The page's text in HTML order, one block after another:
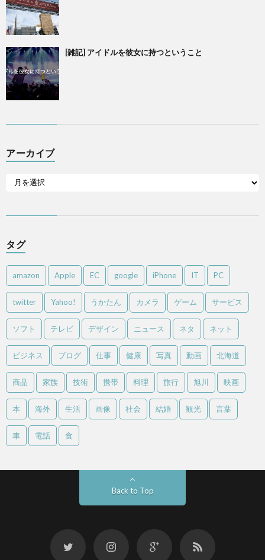
[雑記] アイドルを彼女に持つということ
アーカイブ
タグ
amazon Apple EC google iPhone IT PC
twitter Yahoo! うかたん カメラ ゲーム サービス
ソフト テレビ デザイン ニュース ネタ ネット
ビジネス ブログ 仕事 健康 写真 動画 北海道
商品 家族 技術 携帯 料理 旅行 旭川 映画
本 海外 生活 画像 社会 結婚 観光 言葉
車 電話 食
Back to Top